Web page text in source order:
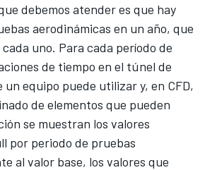
debemos atender es que hay
aerodinámicas en un año, que
uno. Para cada período de
de tiempo en el túnel de
equipo puede utilizar y, en CFD,
de elementos que pueden
se muestran los valores
por periodo de pruebas
al valor base, los valores que